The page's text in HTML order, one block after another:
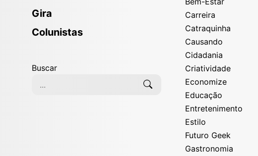
Gira
Colunistas
Buscar
Carreira
Catraquinha
Causando
Cidadania
Criatividade
Economize
Educação
Entretenimento
Estilo
Futuro Geek
Gastronomia